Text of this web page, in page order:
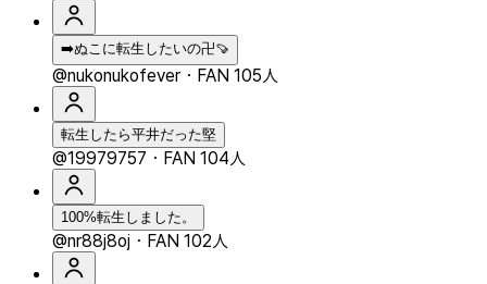
➡️ぬこに転生したいの卍🍠
@nukonukofever ・ FAN 105人
転生したら平井だった堅
@19979757 ・ FAN 104人
100%転生しました。
@nr88j8oj ・ FAN 102人